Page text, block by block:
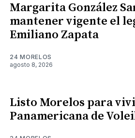
Margarita González
mantener vigente el
Emiliano Zapata
24 MORELOS
agosto 8, 2026
Listo Morelos para
Panamericana de